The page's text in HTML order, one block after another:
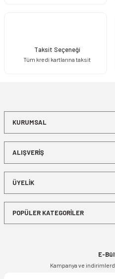
Taksit Seçeneği
Tüm kredi kartlarına taksit
KURUMSAL
ALIŞVERİŞ
ÜYELİK
POPÜLER KATEGORİLER
E-
Kampanya ve